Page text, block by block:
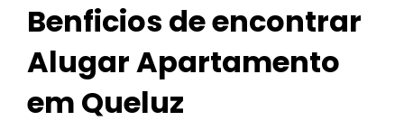
Benficios de encontrar
Alugar Apartamento
em Queluz